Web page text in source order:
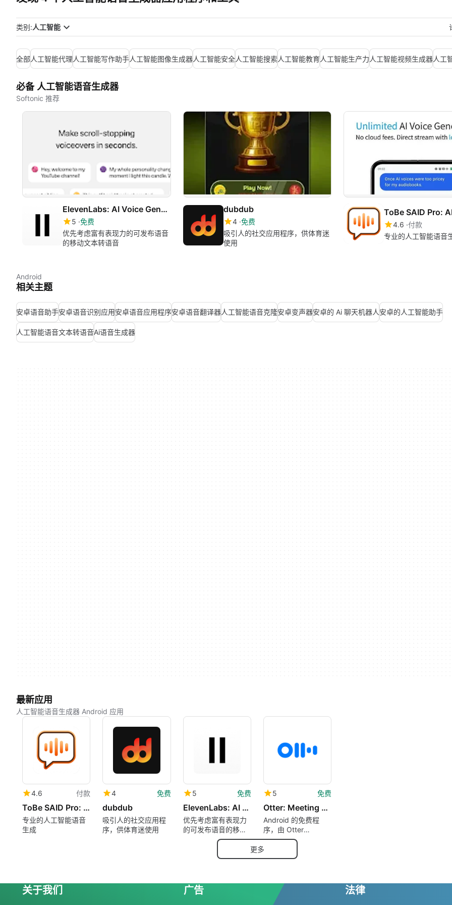
类别:人工智能
全部人工智能代理人工智能写作助手人工智能图像生成器人工智能安全人工智能搜索人工智能教育人工智能生产力人工智能视频生成器人工
必备 人工智能语音生成器
Softonic 推荐
ElevenLabs: AI Voice Generator
5 免费
优先考虑富有表现力的可发布语音
的移动文本转语音
dubdub
4 免费
吸引人的社交应用程序，供体育迷
使用
4.6 付款
专业的人工智能语音
Android
相关主题
安卓语音助手安卓语音识别应用安卓语音应用程序安卓语音翻译器人工智能语音克隆安卓变声器安卓的 Ai 聊天机器人安卓的人工智能助手
人工智能语音文本转语音Ai语音生成器
最新应用
人工智能语音生成器 Android 应用
4.6 付款
ToBe SAID Pro: AI Voice Engine
专业的人工智能语音
生成
4 免费
dubdub
吸引人的社交应用程
序，供体育迷使用
5 免费
ElevenLabs: AI Voice Generator
优先考虑富有表现力
的可发布语音的移动
文本转语音
5 免费
Otter: Meeting Note Transcription Voice Recorder
Android 的免费程
序，由 Otter
Developer 开发。
更多
关于我们 广告 法律